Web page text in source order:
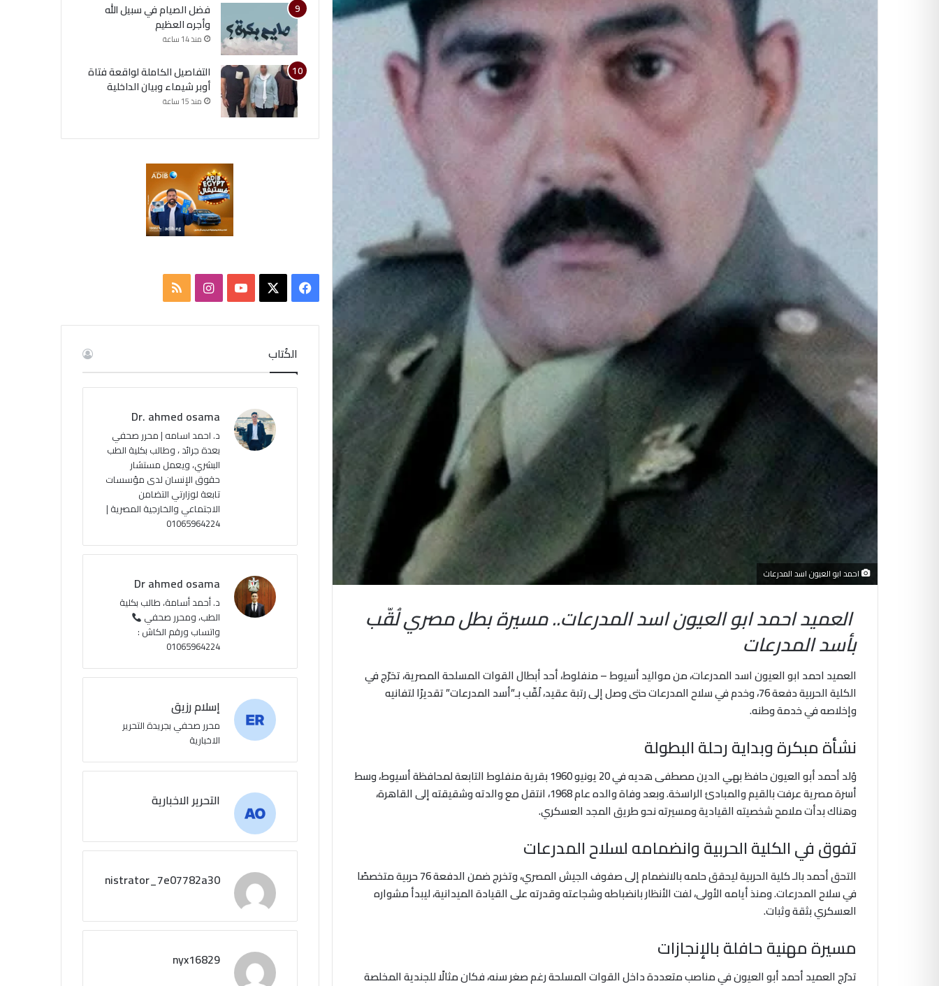
احمد ابو العيون اسد المدرعات
العميد احمد ابو العيون اسد المدرعات.. مسيرة بطل مصري لُقّب
بأسد المدرعات
العميد احمد ابو العيون اسد المدرعات، من مواليد أسيوط – منفلوط، أحد أبطال القوات المسلحة المصرية، تخرّج في
الكلية الحربية دفعة 76، وخدم في سلاح المدرعات حتى وصل إلى رتبة عقيد، لُقّب بـ”أسد المدرعات” تقديرًا لتفانيه
وإخلاصه في خدمة وطنه.
نشأة مبكرة وبداية رحلة البطولة
وُلد أحمد أبو العيون حافظ بهي الدين مصطفى هديه في 20 يونيو 1960 بقرية منفلوط التابعة لمحافظة أسيوط، وسط
أسرة مصرية عرفت بالقيم والمبادئ الراسخة. وبعد وفاة والده عام 1968، انتقل مع والدته وشقيقته إلى القاهرة،
وهناك بدأت ملامح شخصيته القيادية ومسيرته نحو طريق المجد العسكري.
تفوق في الكلية الحربية وانضمامه لسلاح المدرعات
التحق أحمد بالـ كلية الحربية ليحقق حلمه بالانضمام إلى صفوف الجيش المصري، وتخرج ضمن الدفعة 76 حربية متخصصًا
في سلاح المدرعات. ومنذ أيامه الأولى، لفت الأنظار بانضباطه وشجاعته وقدرته على القيادة الميدانية، ليبدأ مشواره
العسكري بثقة وثبات.
مسيرة مهنية حافلة بالإنجازات
تدرّج العميد أحمد أبو العيون في مناصب متعددة داخل القوات المسلحة رغم صغر سنه، فكان مثالًا للجندية المخلصة
فضل الصيام في سبيل الله
وأجره العظيم
منذ 14 ساعة
التفاصيل الكاملة لواقعة فتاة
أوبر شيماء وبيان الداخلية
منذ 15 ساعة
س
ب
u
u
ا
ت
ر
ا
م
ص
ل
م
و
ق
ع
S
S
الكُتاب
Dr. ahmed osama
د. احمد اسامه | محرر صحفي
بعدة جرائد ، وطالب بكلية الطب
البشري، ويعمل مستشار
حقوق الإنسان لدى مؤسسات
تابعة لوزارتي التضامن
الاجتماعي والخارجية المصرية |
01065964224
Dr ahmed osama
د. أحمد أسامة، طالب بكلية
الطب، ومحرر صحفي
واتساب ورقم الكاش :
01065964224
إسلام رزيق
محرر صحفي بجريدة التحرير
الاخبارية
التحرير الاخبارية
administrator_7e07782a30
nyx16829